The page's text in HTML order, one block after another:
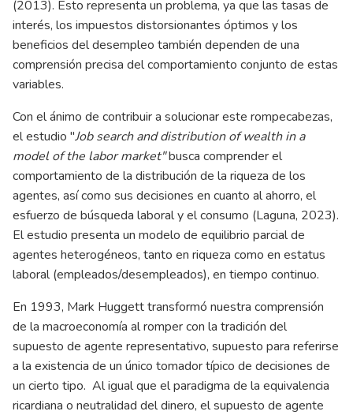
(2013). Esto representa un problema, ya que las tasas de
interés, los impuestos distorsionantes óptimos y los
beneficios del desempleo también dependen de una
comprensión precisa del comportamiento conjunto de estas
variables.
Con el ánimo de contribuir a solucionar este rompecabezas,
el estudio "Job search and distribution of wealth in a
model of the labor market"busca comprender el
comportamiento de la distribución de la riqueza de los
agentes, así como sus decisiones en cuanto al ahorro, el
esfuerzo de búsqueda laboral y el consumo (Laguna, 2023).
El estudio presenta un modelo de equilibrio parcial de
agentes heterogéneos, tanto en riqueza como en estatus
laboral (empleados/desempleados), en tiempo continuo.
En 1993, Mark Huggett transformó nuestra comprensión
de la macroeconomía al romper con la tradición del
supuesto de agente representativo, supuesto para referirse
a la existencia de un único tomador típico de decisiones de
un cierto tipo. Al igual que el paradigma de la equivalencia
ricardiana o neutralidad del dinero, el supuesto de agente